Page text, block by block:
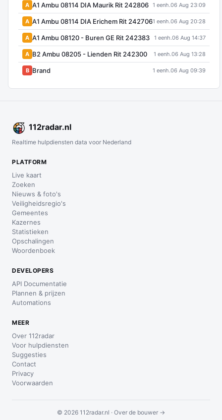
A A1 Ambu 08114 DIA Maurik Rit 242806 1 eenh.06 Aug 23:09
A A1 Ambu 08114 DIA Erichem Rit 2427061 eenh.06 Aug 20:28
A A1 Ambu 08120 - Buren GE Rit 242383 1 eenh.06 Aug 14:37
A B2 Ambu 08205 - Lienden Rit 242300 1 eenh.06 Aug 13:28
B Brand 1 eenh.06 Aug 09:39
112radar.nl
Realtime hulpdiensten data voor Nederland
PLATFORM
Live kaart
Zoeken
Nieuws & foto's
Veiligheidsregio's
Gemeentes
Kazernes
Statistieken
Opschalingen
Woordenboek
DEVELOPERS
API Documentatie
Plannen & prijzen
Automations
MEER
Over 112radar
Voor hulpdiensten
Suggesties
Contact
Privacy
Voorwaarden
© 2026 112radar.nl · Over de bouwer →